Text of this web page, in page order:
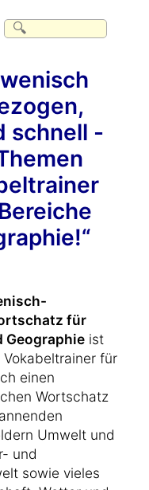
schnell -
für
Geographie ist
für
einen
Wortschatz
Umwelt und
und
sowie vieles